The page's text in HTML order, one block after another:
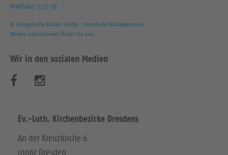
Matthäus 13,37-38
© Evangelische Brüder-Unität – Herrnhuter Brüdergemeine
Weitere Informationen finden Sie hier
Wir in den sozialen Medien
s
u
s
u
Ev.-Luth. Kirchenbezirke Dresdens
An der Kreuzkirche 6
01067 Dresden